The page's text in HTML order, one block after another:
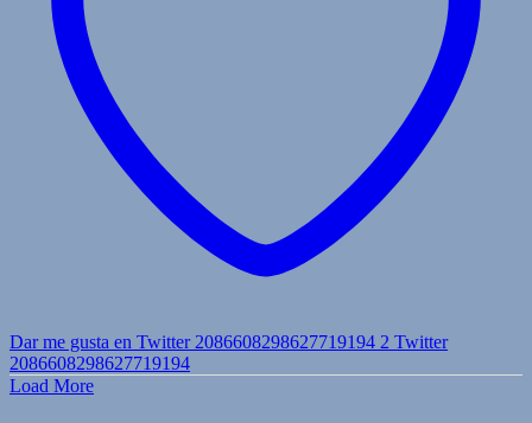
Dar me gusta en Twitter 2086608298627719194 2 Twitter
2086608298627719194
Load More